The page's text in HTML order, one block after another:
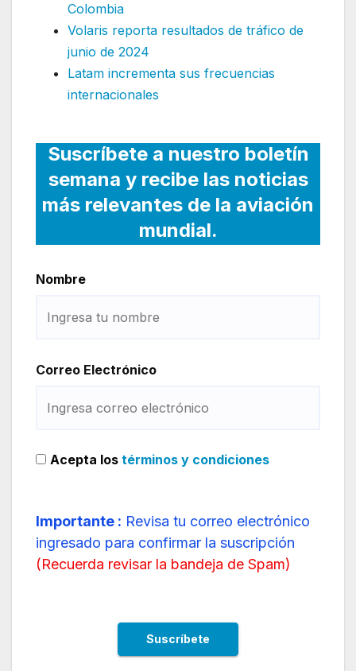
Colombia
Volaris reporta resultados de tráfico de
junio de 2024
Latam incrementa sus frecuencias
internacionales
Suscríbete a nuestro boletín
semana y recibe las noticias
más relevantes de la aviación
mundial.
Nombre
Correo Electrónico
Acepta los términos y condiciones
Importante : Revisa tu correo electrónico
ingresado para confirmar la suscripción
(Recuerda revisar la bandeja de Spam)